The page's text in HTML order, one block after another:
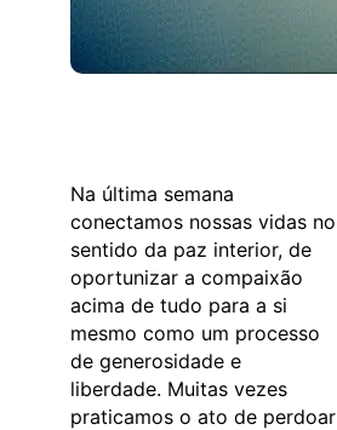
Na última semana
conectamos nossas vidas no
sentido da paz interior, de
oportunizar a compaixão
acima de tudo para a si
mesmo como um processo
de generosidade e
liberdade. Muitas vezes
praticamos o ato de perdoar